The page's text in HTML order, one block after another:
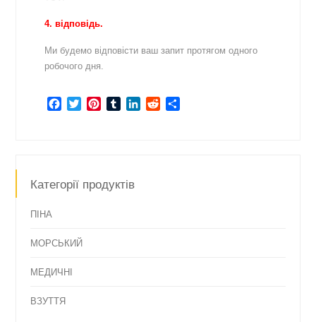
4. відповідь.
Ми будемо відповісти ваш запит протягом одного
робочого дня.
Facebook
TwitterPinterestTumblrLinkedInReddit
Категорії продуктів
ПІНА
МОРСЬКИЙ
МЕДИЧНІ
ВЗУТТЯ